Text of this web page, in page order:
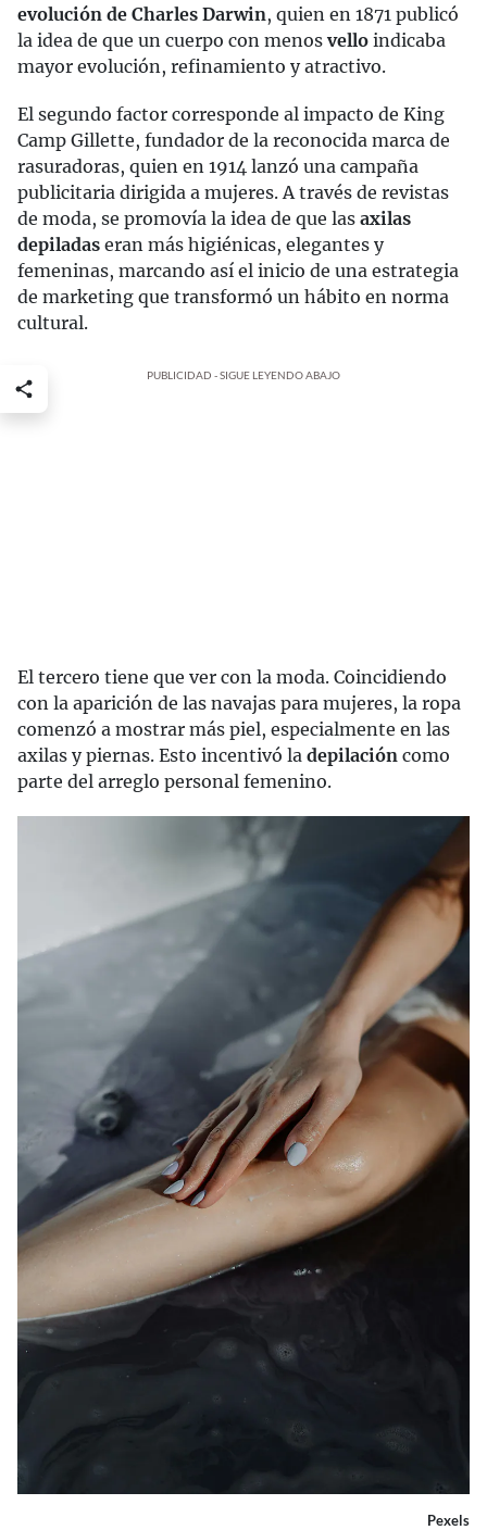
evolución de Charles Darwin, quien en 1871 publicó
la idea de que un cuerpo con menos vello indicaba
mayor evolución, refinamiento y atractivo.
El segundo factor corresponde al impacto de King
Camp Gillette, fundador de la reconocida marca de
rasuradoras, quien en 1914 lanzó una campaña
publicitaria dirigida a mujeres. A través de revistas
de moda, se promovía la idea de que las axilas
depiladas eran más higiénicas, elegantes y
femeninas, marcando así el inicio de una estrategia
de marketing que transformó un hábito en norma
cultural.
PUBLICIDAD - SIGUE LEYENDO ABAJO
El tercero tiene que ver con la moda. Coincidiendo
con la aparición de las navajas para mujeres, la ropa
comenzó a mostrar más piel, especialmente en las
axilas y piernas. Esto incentivó la depilación como
parte del arreglo personal femenino.
Pexels